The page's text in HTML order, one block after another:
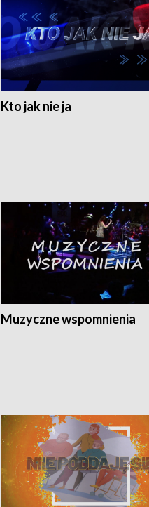
Kto jak nie ja
Muzyczne wspomnienia